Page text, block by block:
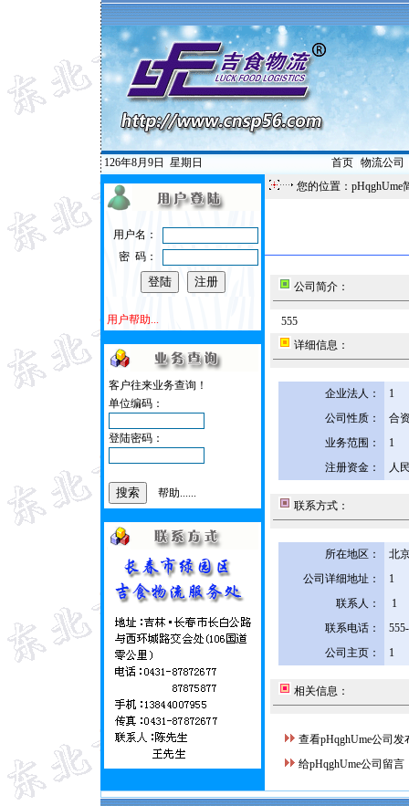
126年8月9日 星期日 首页| 物流公司
用户名：
密 码：
用户帮助...
客户往来业务查询！
单位编码：
登陆密码：
帮助......
您的位置：pHqghUme
公司简介：
555
详细信息：
企业法人：
1
公司性质：
合
业务范围：
1
注册资金：
人
联系方式：
所在地区：
北
公司详细地址：
1
联系人：
1
联系电话：
公司主页：
1
相关信息：
查看pHqghUme公司发
给pHqghUme公司留言